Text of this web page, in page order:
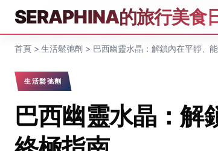
SERAPHINA的旅行美食
首頁>生活鬆弛劑 > 巴西幽靈水晶：解鎖內在平靜、
生活鬆弛劑
巴西幽靈水晶：解